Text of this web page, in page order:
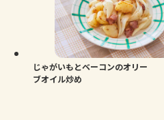
じゃがいもとベーコンのオリー
ブオイル炒め